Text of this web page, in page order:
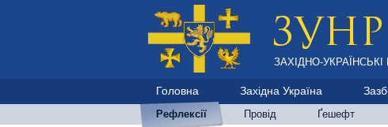
ЗАХІДНО-
Головна Західна Україна
Рефлексії Провід Ґешефт